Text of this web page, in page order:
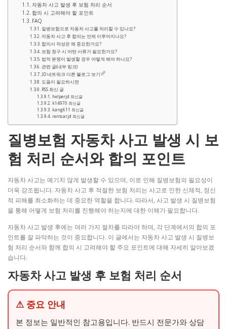
자동차 사고 발생 후 보험 처리 순서
합의 시 고려해야 할 포인트
FAQ
질병보험으로 자동차 사고를 처리할 수 있나요?
자동차 사고 후 합의는 언제 이루어지나요?
합의서 작성은 왜 중요한가요?
보험 청구 시 어떤 서류가 필요한가요?
법적 분쟁이 발생할 경우 어떻게 해야 하나요?
관련 글(내부 링크)
JD 네트워크 다른 블로그 보기
도움이 필요하시면
RSS 최신 글
helperjd 최신글
k14970 최신글
kang611 최신글
rentcarjd 최신글
질병보험 자동차 사고 발생 시 보
험 처리 순서와 합의 포인트
자동차 사고는 예기치 않게 발생할 수 있으며, 이로 인해 질병보험의 필요성이
더욱 강조됩니다. 자동차 사고 후 적절한 보험 처리는 사고로 인한 신체적, 정신
적 피해를 최소화하는 데 중요한 역할을 합니다. 따라서, 사고 발생 시 질병보험
을 통해 어떻게 보험 처리를 진행해야 하는지에 대한 이해가 필요합니다.
자동차 사고 발생 후에는 여러 가지 절차를 따라야 하며, 각 단계에서의 합의 포
인트를 잘 파악하는 것이 중요합니다. 이 글에서는 자동차 사고 발생 시 질병보
험 처리 순서와 함께 합의 시 고려해야 할 주요 포인트에 대해 자세히 알아보겠
습니다.
자동차 사고 발생 후 보험 처리 순서
⚠ 중요 안내
본 정보는 일반적인 참고용입니다. 반드시 전문가와 상담